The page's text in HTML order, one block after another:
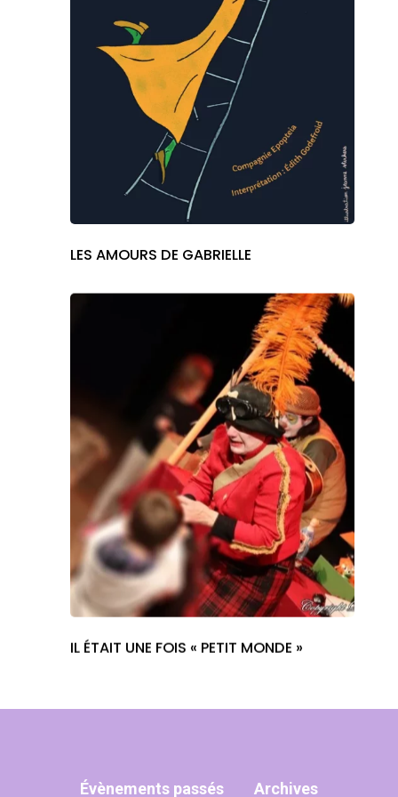
LES AMOURS DE GABRIELLE
IL ÉTAIT UNE FOIS « PETIT MONDE »
Évènements passés Archives
ABOUT SALIENT
The Castle
Unit 345
2500 Castle Dr
Manhattan, NY
T:+216 (0)40 3629
E: